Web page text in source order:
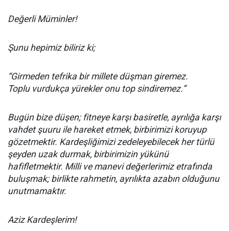
Değerli Müminler!
Şunu hepimiz biliriz ki;
“Girmeden tefrika bir millete düşman giremez.
Toplu vurdukça yürekler onu top sindiremez.”
Bugün bize düşen; fitneye karşı basiretle, ayrılığa karşı
vahdet şuuru ile hareket etmek, birbirimizi koruyup
gözetmektir. Kardeşliğimizi zedeleyebilecek her türlü
şeyden uzak durmak, birbirimizin yükünü
hafifletmektir. Milli ve manevi değerlerimiz etrafında
buluşmak; birlikte rahmetin, ayrılıkta azabın olduğunu
unutmamaktır.
Aziz Kardeşlerim!